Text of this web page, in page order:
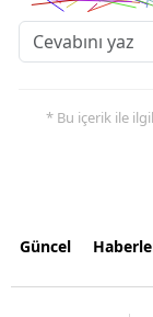
* Bu içerik ile
Güncel